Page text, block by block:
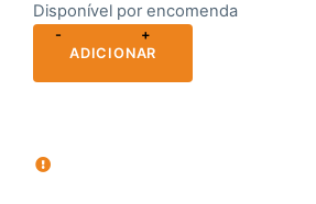
Disponível por encomenda
-
+
ADICIONAR